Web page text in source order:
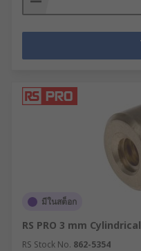
มีในสต็อก
RS PRO 3 mm
RS Stock No. 862-5354